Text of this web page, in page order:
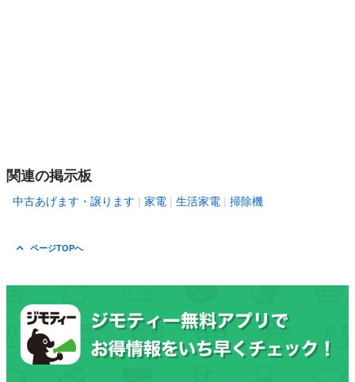
関連の掲示板
中古あげます・譲ります 家電 生活家電 掃除機
ページTOPへ